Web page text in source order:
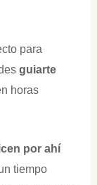
para
guiarte
horas
por ahí
tiempo